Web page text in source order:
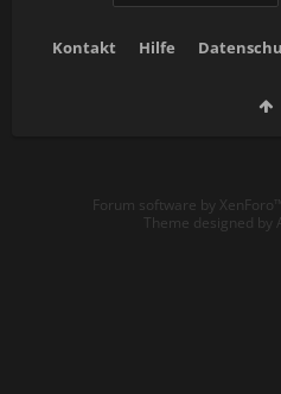
Kontakt Hilfe
Forum software by
Theme designed by